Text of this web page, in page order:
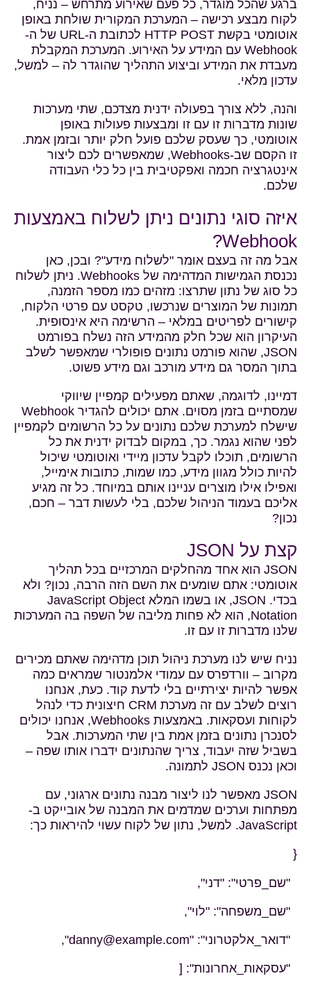
ברגע שהכל מוגדר, כל פעם שאירוע מתרחש – נניח,
לקוח מבצע רכישה – המערכת המקורית שולחת באופן
אוטומטי בקשת HTTP POST לכתובת ה-URL של ה-
Webhook עם המידע על האירוע. המערכת המקבלת
מעבדת את המידע וביצוע התהליך שהוגדר לה – למשל,
עדכון מלאי.
והנה, ללא צורך בפעולה ידנית מצדכם, שתי מערכות
שונות מדברות זו עם זו ומבצעות פעולות באופן
אוטומטי, כך שעסק שלכם פועל חלק יותר ובזמן אמת.
זו הקסם שב-Webhooks, שמאפשרים לכם ליצור
אינטגרציה חכמה ואפקטיבית בין כל כלי העבודה
שלכם.
איזה סוגי נתונים ניתן לשלוח באמצעות
Webhook?
אבל מה זה בעצם אומר "לשלוח מידע"? ובכן, כאן
נכנסת הגמישות המדהימה של Webhooks. ניתן לשלוח
כל סוג של נתון שתרצו: מזהים כמו מספר הזמנה,
תמונות של המוצרים שנרכשו, טקסט עם פרטי הלקוח,
קישורים לפריטים במלאי – הרשימה היא אינסופית.
העיקרון הוא שכל חלק מהמידע הזה נשלח בפורמט
JSON, שהוא פורמט נתונים פופולרי שמאפשר לשלב
בתוך המסר גם מידע מורכב וגם מידע פשוט.
דמיינו, לדוגמה, שאתם מפעילים קמפיין שיווקי
שמסתיים בזמן מסוים. אתם יכולים להגדיר Webhook
שישלח למערכת שלכם נתונים על כל הרשומים לקמפיין
לפני שהוא נגמר. כך, במקום לבדוק ידנית את כל
הרשומים, תוכלו לקבל עדכון מיידי ואוטומטי שיכול
להיות כולל מגוון מידע, כמו שמות, כתובות אימייל,
ואפילו אילו מוצרים עניינו אותם במיוחד. כל זה מגיע
אליכם בעמוד הניהול שלכם, בלי לעשות דבר – חכם,
נכון?
קצת על JSON
JSON הוא אחד מהחלקים המרכזיים בכל תהליך
אוטומטי: אתם שומעים את השם הזה הרבה, נכון? ולא
בכדי. JSON, או בשמו המלא JavaScript Object
Notation, הוא לא פחות מליבה של השפה בה המערכות
שלנו מדברות זו עם זו.
נניח שיש לנו מערכת ניהול תוכן מדהימה שאתם מכירים
מקרוב – וורדפרס עם עמודי אלמנטור שמראים כמה
אפשר להיות יצירתיים בלי לדעת קוד. כעת, אנחנו
רוצים לשלב עם זה מערכת CRM חיצונית כדי לנהל
לקוחות ועסקאות. באמצעות Webhooks, אנחנו יכולים
לסנכרן נתונים בזמן אמת בין שתי המערכות. אבל
בשביל שזה יעבוד, צריך שהנתונים ידברו אותו שפה –
וכאן נכנס JSON לתמונה.
JSON מאפשר לנו ליצור מבנה נתונים ארגוני, עם
מפתחות וערכים שמדמים את המבנה של אובייקט ב-
JavaScript. למשל, נתון של לקוח עשוי להיראות כך:
{
"שם_פרטי": "דני",
"שם_משפחה": "לוי",
"דואר_אלקטרוני": "danny@example.com
",
"עסקאות_אחרונות": [